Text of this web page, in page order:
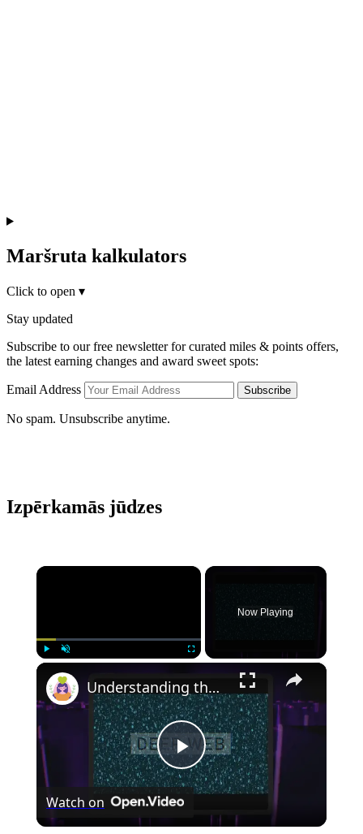
Maršruta kalkulators
Click to open ▾
Stay updated
Subscribe to our free newsletter for curated miles & points offers,
the latest earning changes and award sweet spots:
Email Address Subscribe
No spam. Unsubscribe anytime.
Izpērkamās jūdzes
×
Now Playing
Play
Video
Understanding the Dark Web: Separating Fact from Fiction
Watch on